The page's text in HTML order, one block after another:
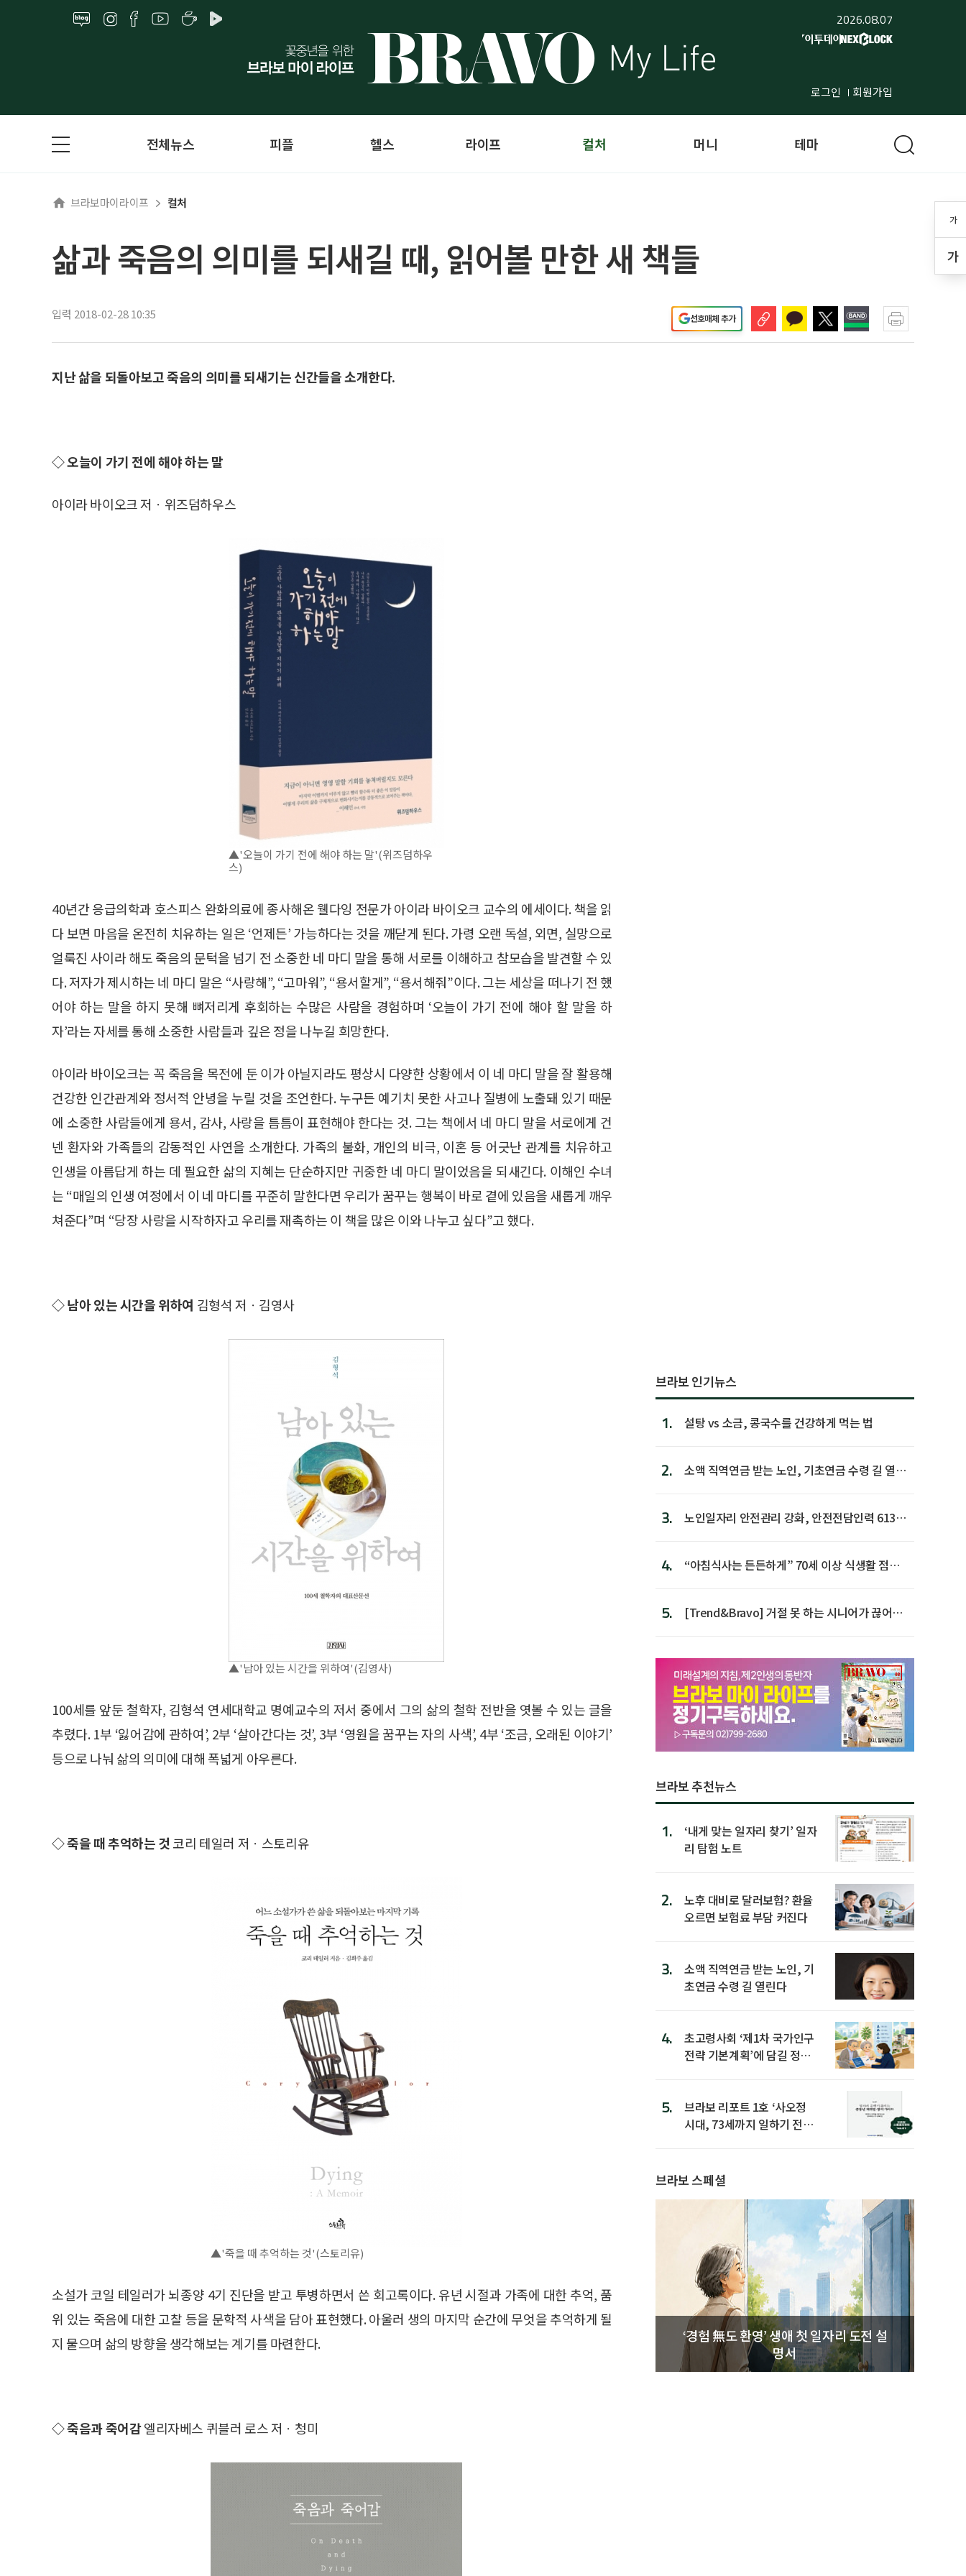
2026.08.07
로그인 회원가입
가
가
전체뉴스 피플 헬스 라이프 컬처 머니 테마
브라보마이라이프 컬처
삶과 죽음의 의미를 되새길 때, 읽어볼 만한 새 책들
입력 2018-02-28 10:35 선호매체 추가
지난 삶을 되돌아보고 죽음의 의미를 되새기는 신간들을 소개한다.
◇ 오늘이 가기 전에 해야 하는 말
아이라 바이오크 저ㆍ위즈덤하우스
▲'오늘이 가기 전에 해야 하는 말'(위즈덤하우
스)
40년간 응급의학과 호스피스 완화의료에 종사해온 웰다잉 전문가 아이라 바이오크 교수의 에세이다. 책을 읽
다 보면 마음을 온전히 치유하는 일은 ‘언제든’ 가능하다는 것을 깨닫게 된다. 가령 오랜 독설, 외면, 실망으로
얼룩진 사이라 해도 죽음의 문턱을 넘기 전 소중한 네 마디 말을 통해 서로를 이해하고 참모습을 발견할 수 있
다. 저자가 제시하는 네 마디 말은 “사랑해”, “고마워”, “용서할게”, “용서해줘”이다. 그는 세상을 떠나기 전 했
어야 하는 말을 하지 못해 뼈저리게 후회하는 수많은 사람을 경험하며 ‘오늘이 가기 전에 해야 할 말을 하
자’라는 자세를 통해 소중한 사람들과 깊은 정을 나누길 희망한다.
아이라 바이오크는 꼭 죽음을 목전에 둔 이가 아닐지라도 평상시 다양한 상황에서 이 네 마디 말을 잘 활용해
건강한 인간관계와 정서적 안녕을 누릴 것을 조언한다. 누구든 예기치 못한 사고나 질병에 노출돼 있기 때문
에 소중한 사람들에게 용서, 감사, 사랑을 틈틈이 표현해야 한다는 것. 그는 책에서 네 마디 말을 서로에게 건
넨 환자와 가족들의 감동적인 사연을 소개한다. 가족의 불화, 개인의 비극, 이혼 등 어긋난 관계를 치유하고
인생을 아름답게 하는 데 필요한 삶의 지혜는 단순하지만 귀중한 네 마디 말이었음을 되새긴다. 이해인 수녀
는 “매일의 인생 여정에서 이 네 마디를 꾸준히 말한다면 우리가 꿈꾸는 행복이 바로 곁에 있음을 새롭게 깨우
쳐준다”며 “당장 사랑을 시작하자고 우리를 재촉하는 이 책을 많은 이와 나누고 싶다”고 했다.
◇ 남아 있는 시간을 위하여 김형석 저ㆍ김영사
▲'남아 있는 시간을 위하여'(김영사)
100세를 앞둔 철학자, 김형석 연세대학교 명예교수의 저서 중에서 그의 삶의 철학 전반을 엿볼 수 있는 글을
추렸다. 1부 ‘잃어감에 관하여’, 2부 ‘살아간다는 것’, 3부 ‘영원을 꿈꾸는 자의 사색’, 4부 ‘조금, 오래된 이야기’
등으로 나눠 삶의 의미에 대해 폭넓게 아우른다.
◇ 죽을 때 추억하는 것 코리 테일러 저ㆍ스토리유
▲'죽을 때 추억하는 것'(스토리유)
소설가 코일 테일러가 뇌종양 4기 진단을 받고 투병하면서 쓴 회고록이다. 유년 시절과 가족에 대한 추억, 품
위 있는 죽음에 대한 고찰 등을 문학적 사색을 담아 표현했다. 아울러 생의 마지막 순간에 무엇을 추억하게 될
지 물으며 삶의 방향을 생각해보는 계기를 마련한다.
◇ 죽음과 죽어감엘리자베스 퀴블러 로스 저ㆍ청미
브라보 인기뉴스
1. 설탕 vs 소금, 콩국수를 건강하게 먹는 법
2.
소액 직역연금 받는 노인, 기초연금 수령 길 열린
3.
노인일자리 안전관리 강화, 안전전담인력 613명
4.
“아침식사는 든든하게” 70세 이상 식생활 점수
5.
[Trend&Bravo] 거절 못 하는 시니어가 끊어야
브라보 추천뉴스
1.
‘내게 맞는 일자리 찾기’ 일자
리 탐험 노트
2.
노후 대비로 달러보험? 환율
오르면 보험료 부담 커진다
3.
소액 직역연금 받는 노인, 기
초연금 수령 길 열린다
4.
초고령사회 ‘제1차 국가인구
전략 기본계획’에 담길 정책
5.
브라보 리포트 1호 ‘사오정
시대, 73세까지 일하기 전략’
브라보 스페셜
‘경험 無도 환영’ 생애 첫 일자리 도전 설
명서